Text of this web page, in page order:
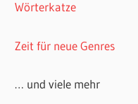
Wörterkatze
Zeit für neue Genres
… und viele mehr